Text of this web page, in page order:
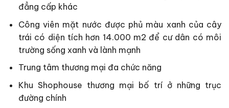
đẳng cấp khác
Công viên mặt nước được phủ màu xanh của cây
trái có diện tích hơn 14.000 m2 để cư dân có môi
trường sống xanh và lành mạnh
Trung tâm thương mại đa chức năng
Khu Shophouse thương mại bố trí ở những trục
đường chính